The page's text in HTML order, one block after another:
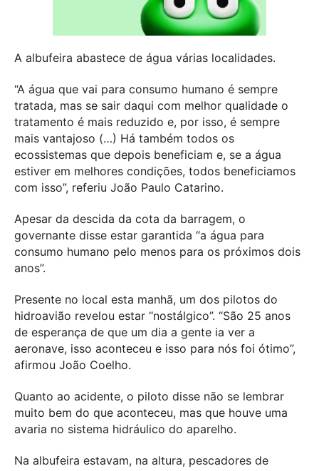
A albufeira abastece de água várias localidades.
“A água que vai para consumo humano é sempre
tratada, mas se sair daqui com melhor qualidade o
tratamento é mais reduzido e, por isso, é sempre
mais vantajoso (…) Há também todos os
ecossistemas que depois beneficiam e, se a água
estiver em melhores condições, todos beneficiamos
com isso”, referiu João Paulo Catarino.
Apesar da descida da cota da barragem, o
governante disse estar garantida “a água para
consumo humano pelo menos para os próximos dois
anos”.
Presente no local esta manhã, um dos pilotos do
hidroavião revelou estar “nostálgico”. “São 25 anos
de esperança de que um dia a gente ia ver a
aeronave, isso aconteceu e isso para nós foi ótimo”,
afirmou João Coelho.
Quanto ao acidente, o piloto disse não se lembrar
muito bem do que aconteceu, mas que houve uma
avaria no sistema hidráulico do aparelho.
Na albufeira estavam, na altura, pescadores de